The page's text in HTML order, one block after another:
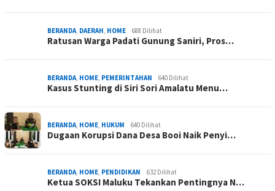
BERANDA, DAERAH, HOME 688 Dilihat
Ratusan Warga Padati Gunung Saniri, Pros…
BERANDA, HOME, PEMERINTAHAN 640 Dilihat
Kasus Stunting di Siri Sori Amalatu Menu…
BERANDA, HOME, HUKUM 640 Dilihat
Dugaan Korupsi Dana Desa Booi Naik Penyi…
BERANDA, HOME, PENDIDIKAN 632 Dilihat
Ketua SOKSI Maluku Tekankan Pentingnya N…